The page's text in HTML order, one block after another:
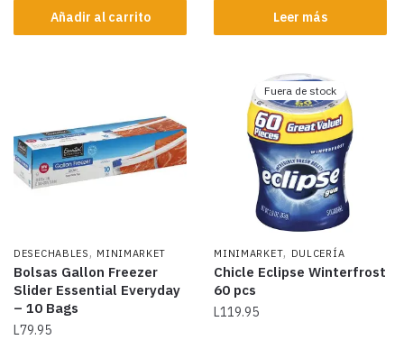
Añadir al carrito Leer más
DESECHABLES , MINIMARKET
Bolsas Gallon Freezer
Slider Essential Everyday
– 10 Bags
L79.95
Fuera de stock
MINIMARKET, DULCERÍA
Chicle Eclipse Winterfrost
60 pcs
L119.95